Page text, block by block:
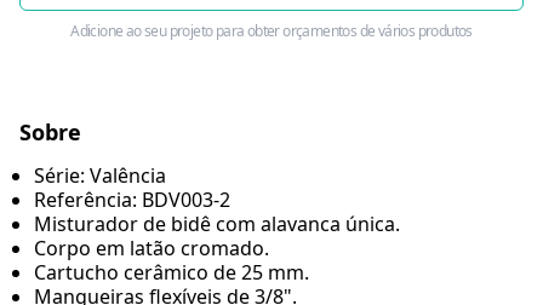
Adicione ao seu projeto para obter orçamentos de vários produtos
Sobre
Série: Valência
Referência: BDV003-2
Misturador de bidê com alavanca única.
Corpo em latão cromado.
Cartucho cerâmico de 25 mm.
Mangueiras flexíveis de 3/8".